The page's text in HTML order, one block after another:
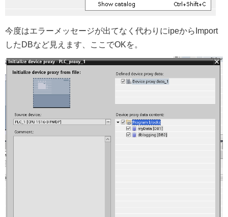
今度はエラーメッセージが出てなく代わりにipeからImport
したDBなど見えます、ここでOKを。